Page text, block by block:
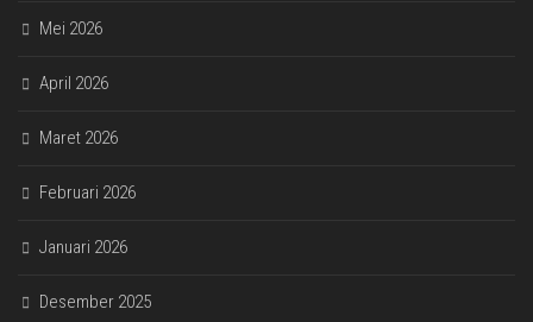
Mei 2026
April 2026
Maret 2026
Februari 2026
Januari 2026
Desember 2025